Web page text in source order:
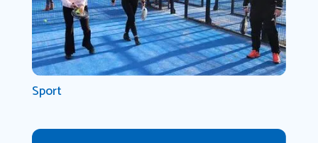
Sport